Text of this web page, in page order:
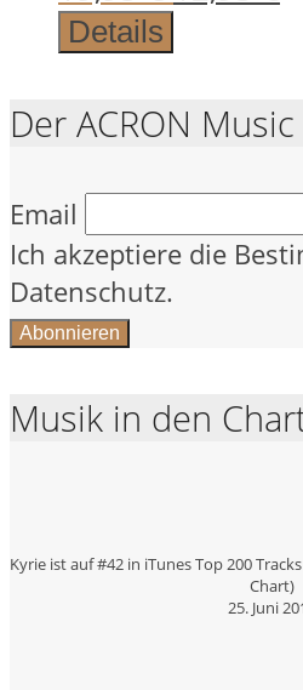
19,95 €
Details
Der ACRON
Email
Ich akzeptiere die
Datenschutz.
Musik in den
Kyrie ist auf #42 in iTunes Top 200
Chart)
25. Juni